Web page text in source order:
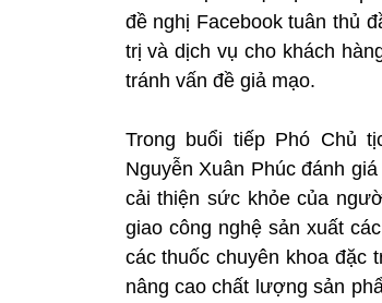
đề nghị Facebook tuân thủ
trị và dịch vụ cho khách
tránh vấn đề giả mạo.
Trong buổi tiếp Phó Chủ
Nguyễn Xuân Phúc đánh
cải thiện sức khỏe của
giao công nghệ sản xuất
các thuốc chuyên khoa đặc
nâng cao chất lượng sản